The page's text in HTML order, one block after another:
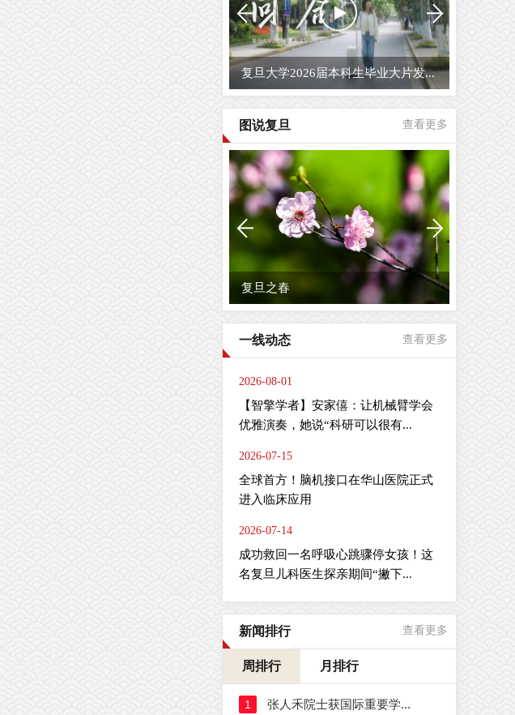
复旦大学2026届毕业生原创毕业MV...
图说复旦 查看更多
这一刻，笔尖有光！复旦等你，顶...
一线动态 查看更多
2026-08-01
【智擎学者】安家僖：让机械臂学会
优雅演奏，她说“科研可以很有...
2026-07-15
全球首方！脑机接口在华山医院正式
进入临床应用
2026-07-14
成功救回一名呼吸心跳骤停女孩！这
名复旦儿科医生探亲期间“撇下...
新闻排行 查看更多
周排行 月排行